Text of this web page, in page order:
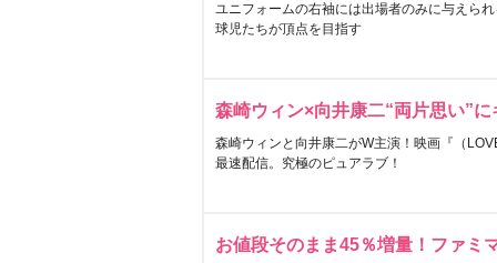
ユニフォームの右袖には出場者のみに与えら
球児たちが頂点を目指す
森崎ウィン×向井康二“両片思い”
森崎ウィンと向井康二がW主演！映画『（
最速配信。究極のピュアラブ！
お値段そのまま45％増量！ファミ